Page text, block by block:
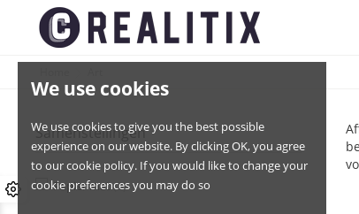
We use cookies
We use cookies to give you the best possible
experience on our website. By clicking OK, you agree
to our cookie policy. If you would like to change your
cookie preferences you may do so
Samenstellingen
Papier mat(3)